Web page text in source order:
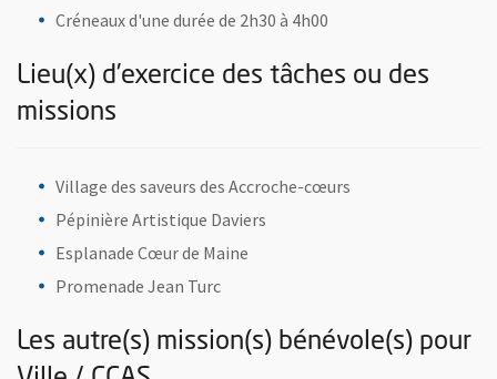
Créneaux d'une durée de 2h30 à 4h00
Lieu(x) d’exercice des tâches ou des
missions
Village des saveurs des Accroche-cœurs
Pépinière Artistique Daviers
Esplanade Cœur de Maine
Promenade Jean Turc
Les autre(s) mission(s) bénévole(s) pour